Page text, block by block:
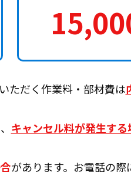
ただく作業料・部材費は
キャンセル料が発生する
があります。お電話の際